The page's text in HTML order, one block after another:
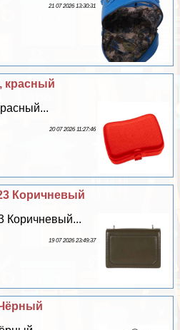
21 07 2026 13:30:31
красный
20 07 2026 11:27:46
Коричневый
Коричневый...
19 07 2026 23:49:37